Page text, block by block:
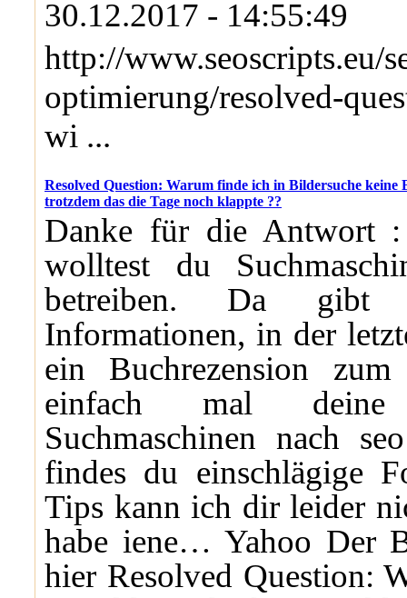
30.12.2017 - 14:55:49
http://www.seoscripts.eu/
optimierung/resolved-
wi ...
Resolved Question: Warum finde ich in Bildersuche keine
trotzdem das die Tage noch klappte ??
Danke für die Antwort
wolltest du
betreiben. Da gibt
Informationen, in der
ein Buchrezension
einfach mal deine
Suchmaschinen nach
findes du einschlägige
Tips kann ich dir leider
habe iene… Yahoo Der
hier Resolved Question: